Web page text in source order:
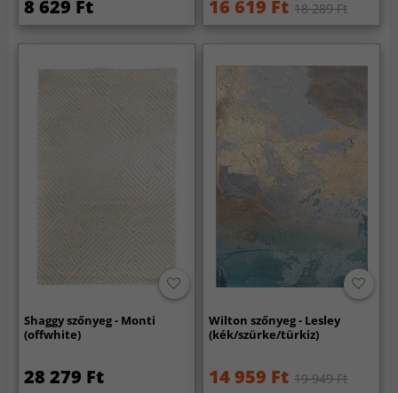
8 629 Ft 16 619 Ft 18 289 Ft
Shaggy szőnyeg - Monti
(offwhite)
28 279 Ft
Wilton szőnyeg - Lesley
(kék/szürke/türkiz)
14 959 Ft 19 949 Ft